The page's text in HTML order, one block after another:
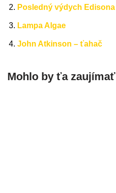
Posledný výdych Edisona
Lampa Algae
John Atkinson – ťahač
Mohlo by ťa zaujímať